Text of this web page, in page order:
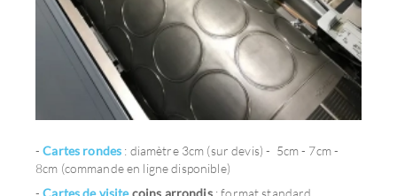
-Cartes rondes : diamètre 3cm (sur devis) - 5cm - 7cm -
8cm (commande en ligne disponible)
-Cartes de visitecoins arrondis: format standard